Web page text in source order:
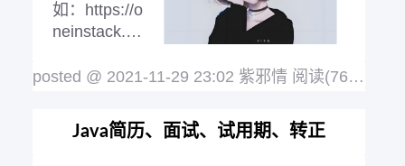
如：https://o
neinstack.co
安装的，然
了 本文使用的是 VMWare + CentOS7，
也可以根据需要使用 VirtualBox + Vagra
posted @ 2021-11-29 23:02 紫邪情 阅读(763)
Java简历、面试、试用期、转正